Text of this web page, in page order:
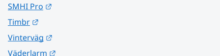
SMHI Pro
Timbr
Vinterväg
Väderlarm